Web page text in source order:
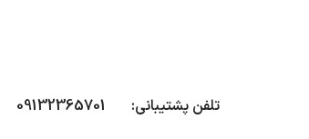
تلفن پشتیبانی: 09132365701